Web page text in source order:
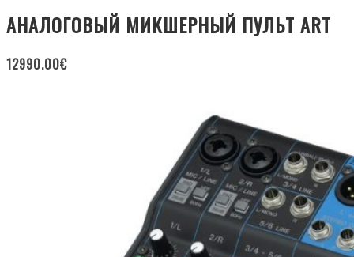
АНАЛОГОВЫЙ МИКШЕРНЫЙ ПУЛЬТ ART
12990.00€